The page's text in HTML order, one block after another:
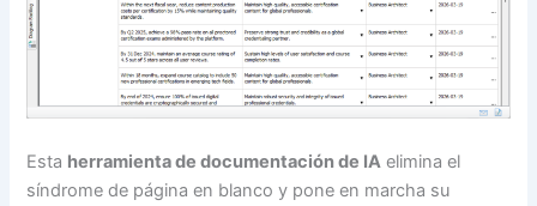
Esta herramienta de documentación de IA elimina el
síndrome de página en blanco y pone en marcha su